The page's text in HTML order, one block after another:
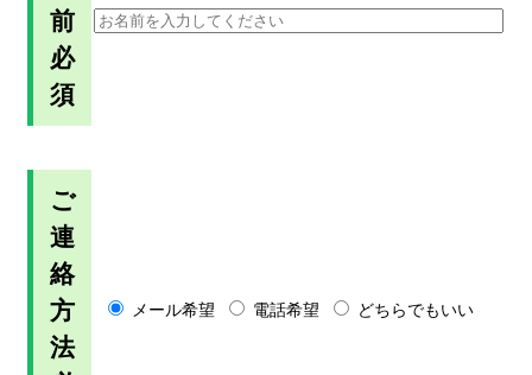
前
必
須
ご
連
絡
方
法
メール希望 電話希望 どちらでもいい